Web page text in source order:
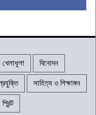
শিক্ষকের ওপর হামলার
ও তীব্র নিন্দা
খেলাধূলা বিনোদন
সাহিত্য ও শিক্ষাঙ্গন
প্রিন্ট